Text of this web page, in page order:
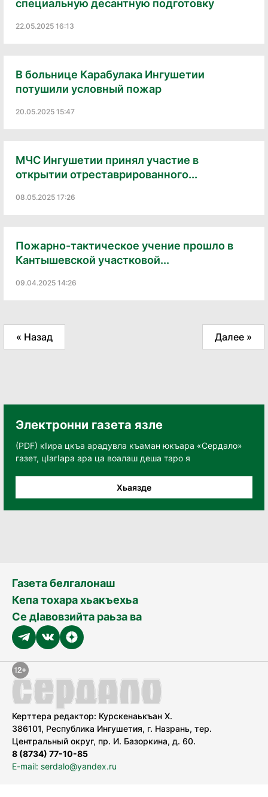
специальную десантную подготовку
22.05.2025 16:13
В больнице Карабулака Ингушетии
потушили условный пожар
20.05.2025 15:47
МЧС Ингушетии принял участие в
открытии отреставрированного...
08.05.2025 17:26
Пожарно-тактическое учение прошло в
Кантышевской участковой...
09.04.2025 14:26
« Назад Далее »
Электронни газета язле
(PDF) кӀира цкъа арадувла къаман юкъара «Сердало»
газет, цӀагӀара ара ца воалаш деша таро я
Хьаязде
Газета белгалонаш
Кепа тохара хьакъехьа
Се дӀавовзийта раьза ва
Керттера редактор: Курскенаькъан Х.
386101, Республика Ингушетия, г. Назрань, тер.
Центральный округ, пр. И. Базоркина, д. 60.
8 (8734) 77-10-85
E-mail: serdalo@yandex.ru